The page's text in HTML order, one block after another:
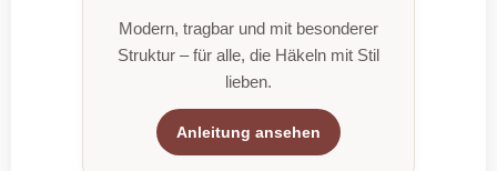
Modern, tragbar und mit besonderer
Struktur – für alle, die Häkeln mit Stil
lieben.
Anleitung ansehen